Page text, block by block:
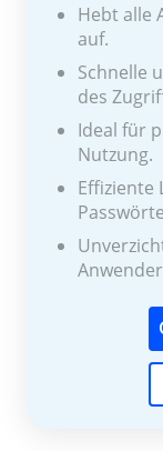
Hebt alle
auf.
Schnelle
des
Ideal für
Nutzung.
Effiziente